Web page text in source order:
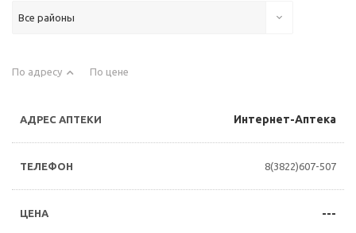
Все районы
По адресу По цене
Интернет-Аптека
8(3822)607-507
---